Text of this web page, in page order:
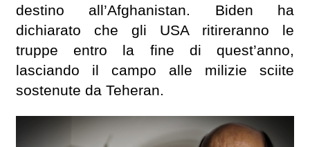
destino all’Afghanistan. Biden ha
dichiarato che gli USA ritireranno le
truppe entro la fine di quest’anno,
lasciando il campo alle milizie sciite
sostenute da Teheran.